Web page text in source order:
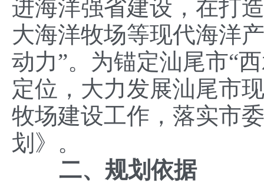
进海洋强省建设，在打
大海洋牧场等现代海洋
动力”。为锚定汕尾市“
定位，大力发展汕尾市
牧场建设工作，落实市
划》。
二、规划依据